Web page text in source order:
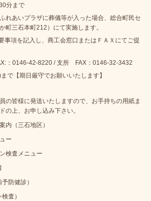
分まで
ラザに葬儀等が入った場合、総合町民セ
町三石本町212）にて実施します。
事項を記入し、商工会窓口またはＦＡＸにてご提
42-8220 / 支所 FAX：0146-32-3432
で【期日厳守でお願いいたします】
の皆様に発送いたしますので、お手持ちの用紙ま
の上、お申し込み下さい。
内（三石地区）
ー
検査メニュー
防健診）
査）